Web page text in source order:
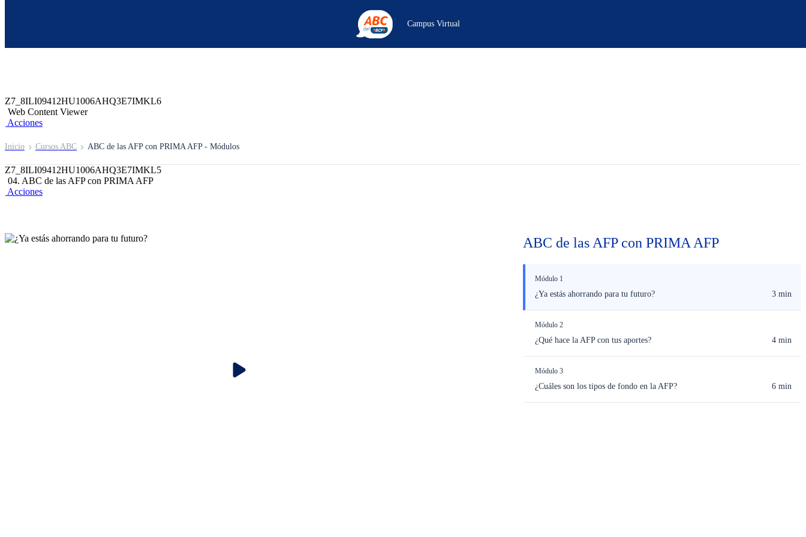
Campus Virtual
Z7_8ILI09412HU1006AHQ3E7IMKL6
Web Content Viewer
Acciones
Inicio Cursos ABC ABC de las AFP con PRIMA AFP - Módulos
Z7_8ILI09412HU1006AHQ3E7IMKL5
04. ABC de las AFP con PRIMA AFP
Acciones
ABC de las AFP con PRIMA AFP
Módulo 1
¿Ya estás ahorrando para tu futuro? 3 min
Módulo 2
¿Qué hace la AFP con tus aportes? 4 min
Módulo 3
¿Cuáles son los tipos de fondo en la AFP? 6 min